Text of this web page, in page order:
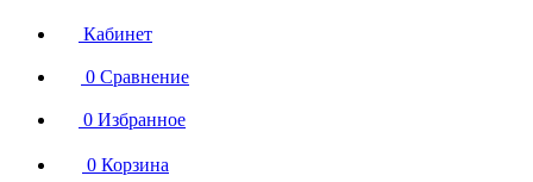
Кабинет
0 Сравнение
0 Избранное
0 Корзина